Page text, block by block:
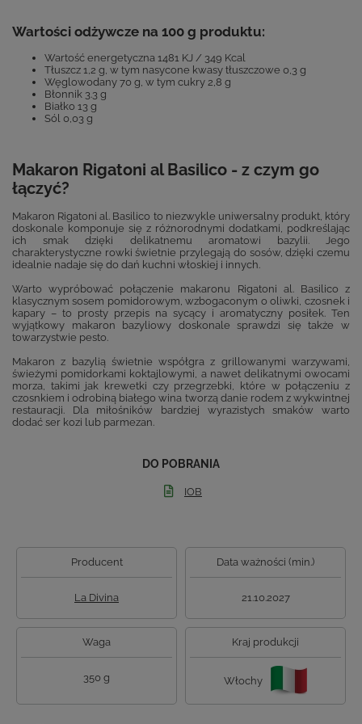
Wartości odżywcze na 100 g produktu:
Wartość energetyczna 1481 KJ / 349 Kcal
Tłuszcz 1,2 g, w tym nasycone kwasy tłuszczowe 0,3 g
Węglowodany 70 g, w tym cukry 2,8 g
Błonnik 3.3 g
Białko 13 g
Sól 0,03 g
Makaron Rigatoni al Basilico - z czym go
łączyć?
Makaron Rigatoni al. Basilico to niezwykle uniwersalny produkt, który
doskonale komponuje się z różnorodnymi dodatkami, podkreślając
ich smak dzięki delikatnemu aromatowi bazylii. Jego
charakterystyczne rowki świetnie przylegają do sosów, dzięki czemu
idealnie nadaje się do dań kuchni włoskiej i innych.
Warto wypróbować połączenie makaronu Rigatoni al. Basilico z
klasycznym sosem pomidorowym, wzbogaconym o oliwki, czosnek i
kapary – to prosty przepis na sycący i aromatyczny posiłek. Ten
wyjątkowy makaron bazyliowy doskonale sprawdzi się także w
towarzystwie pesto.
Makaron z bazylią świetnie współgra z grillowanymi warzywami,
świeżymi pomidorkami koktajlowymi, a nawet delikatnymi owocami
morza, takimi jak krewetki czy przegrzebki, które w połączeniu z
czosnkiem i odrobiną białego wina tworzą danie rodem z wykwintnej
restauracji. Dla miłośników bardziej wyrazistych smaków warto
dodać ser kozi lub parmezan.
DO POBRANIA
IOB
Producent
La Divina
Data ważności (min.)
21.10.2027
Waga
350 g
Kraj produkcji
Włochy